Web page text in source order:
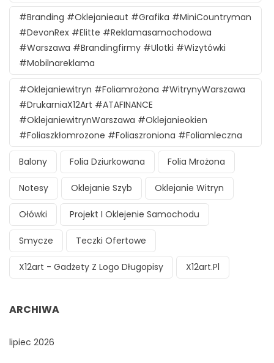
#branding #oklejanieaut #grafika #MiniCountryman
#DevonRex #Elitte #reklamasamochodowa
#Warszawa #brandingfirmy #ulotki #wizytówki
#mobilnareklama
#oklejaniewitryn #foliamrożona #witrynyWarszawa
#DrukarniaX12Art #ATAFINANCE
#oklejaniewitrynWarszawa #oklejanieokien
#foliaszkłomrozone #foliaszroniona #foliamleczna
Balony Folia Dziurkowana Folia Mrożona
Notesy Oklejanie Szyb Oklejanie Witryn
Ołówki Projekt I Oklejenie Samochodu
Smycze Teczki Ofertowe
X12art - Gadżety Z Logo Długopisy X12art.pl
ARCHIWA
lipiec 2026